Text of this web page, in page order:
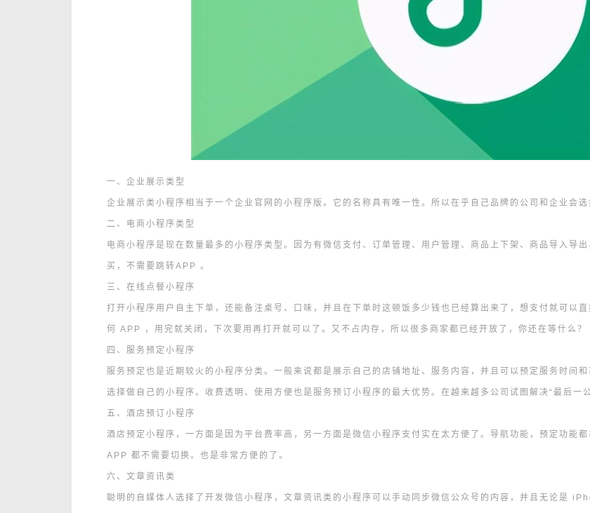
一、企业展示类型
企业展示类小程序相当于一个企业官网的小程序版。它的名称具有唯一性。所以在乎自己品牌的公司和企业会
二、电商小程序类型
电商小程序是现在数量最多的小程序类型。因为有微信支付、订单管理、用户管理、商品上下架、商品导入导
买，不需要跳转APP 。
三、在线点餐小程序
打开小程序用户自主下单，还能备注桌号、口味，并且在下单时这顿饭多少钱也已经算出来了，想支付就可以
何 APP ，用完就关闭，下次要用再打开就可以了。又不占内存，所以很多商家都已经开放了，你还在等什么？
四、服务预定小程序
服务预定也是近期较火的小程序分类。一般来说都是展示自己的店铺地址、服务内容，并且可以预定服务时间
选择做自己的小程序。收费透明、使用方便也是服务预订小程序的最大优势。在越来越多公司试图解决“最后一
五、酒店预订小程序
酒店预定小程序，一方面是因为平台费率高，另一方面是微信小程序支付实在太方便了。导航功能，预定功能
APP 都不需要切换。也是非常方便的了。
六、文章资讯类
聪明的自媒体人选择了开发微信小程序，文章资讯类的小程序可以手动同步微信公众号的内容，并且无论是